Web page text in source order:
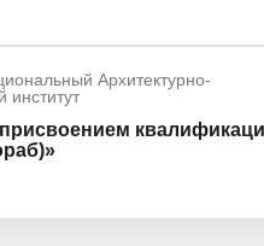
Архитектурно-
институт